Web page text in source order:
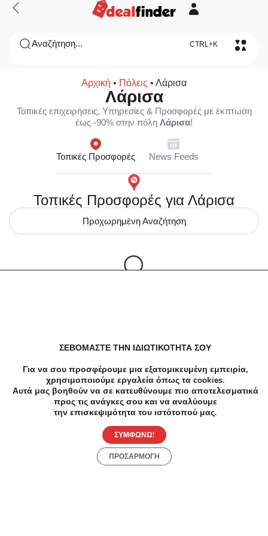
Αναζήτηση... CTRL+K
Αρχική • Πόλεις • Λάρισα
Λάρισα
Τοπικές επιχειρήσεις, Υπηρεσίες & Προσφορές με έκπτωση
έως -90% στην πόλη Λάρισα!
Τοπικές Προσφορές News Feeds
Τοπικές Προσφορές για Λάρισα
Προχωρημένη Αναζήτηση
Κατηγορίες Περιοχές
ΣΕΒΟΜΑΣΤΕ ΤΗΝ ΙΔΙΩΤΙΚΟΤΗΤΑ ΣΟΥ
Για να σου προσφέρουμε μια εξατομικευμένη εμπειρία,
χρησιμοποιούμε εργαλεία όπως τα cookies.
Αυτά μας βοηθούν να σε κατευθύνουμε πιο αποτελεσματικά
προς τις ανάγκες σου και να αναλύουμε
την επισκεψιμότητα του ιστότοπού μας.
ΣΥΜΦΩΝΩ!
ΠΡΟΣΑΡΜΟΓΗ